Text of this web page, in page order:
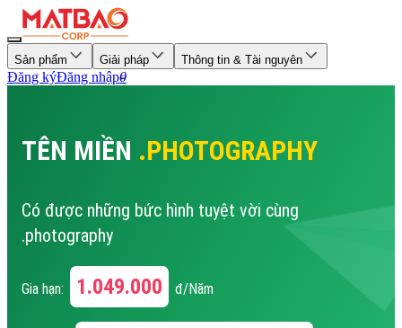
Sản phẩm Giải pháp Thông tin & Tài nguyên
Đăng kýĐăng nhập0
TÊN MIỀN .PHOTOGRAPHY
Có được những bức hình tuyệt vời cùng
.photography
Gia hạn: 1.049.000 đ/Năm